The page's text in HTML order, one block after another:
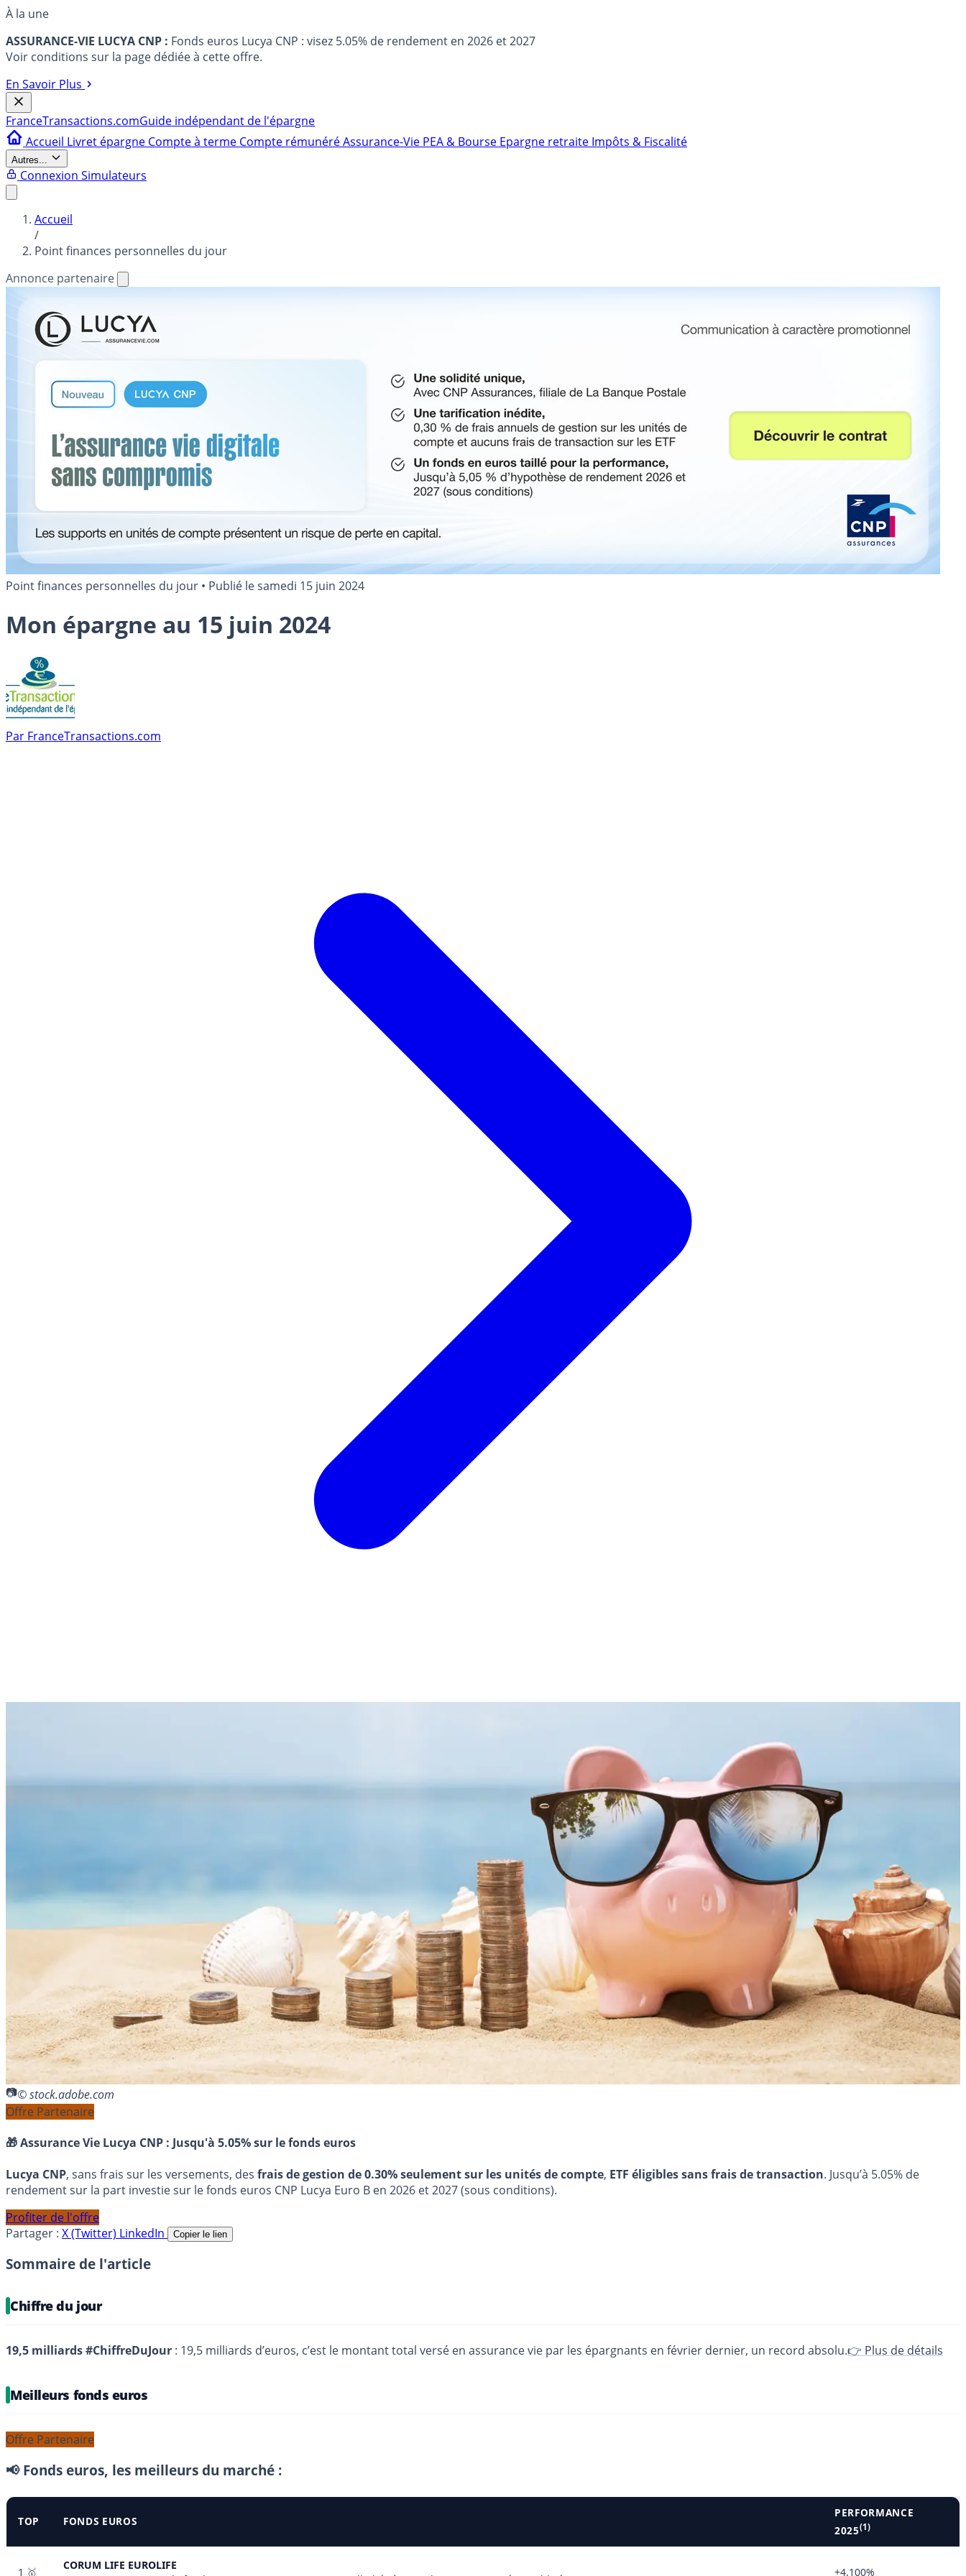
À la une
ASSURANCE-VIE LUCYA CNP : Fonds euros Lucya CNP : visez 5.05% de rendement en 2026 et 2027
Voir conditions sur la page dédiée à cette offre.
En Savoir Plus
FranceTransactions.comGuide indépendant de l'épargne
Accueil Livret épargne Compte à terme Compte rémunéréAssurance-Vie PEA & Bourse Epargne retraite Impôts & Fiscalité
Autres...
Connexion Simulateurs
Accueil
/
Point finances personnelles du jour
Annonce partenaire
Point finances personnelles du jour • Publié lesamedi 15 juin 2024
Mon épargne au 15 juin 2024
Par FranceTransactions.com
© stock.adobe.com
Offre Partenaire
🎁 Assurance Vie Lucya CNP : Jusqu'à 5.05% sur le fonds euros
Lucya CNP, sans frais sur les versements, des frais de gestion de 0.30% seulement sur les unités de compte, ETF éligibles sans frais de transaction. Jusqu’à 5.05% de
rendement sur la part investie sur le fonds euros CNP Lucya Euro B en 2026 et 2027 (sous conditions).
Profiter de l'offre
Partager : X (Twitter) LinkedIn Copier le lien
Sommaire de l'article
Chiffre du jour
19,5 milliards #ChiffreDuJour : 19,5 milliards d’euros, c’est le montant total versé en assurance vie par les épargnants en février dernier, un record absolu.👉 Plus de détails
Meilleurs fonds euros
Offre Partenaire
📢 Fonds euros, les meilleurs du marché :
TOP FONDS EUROS
PERFORMANCE
2025(1)
1 🥇
CORUM LIFE EUROLIFE
+4.100%